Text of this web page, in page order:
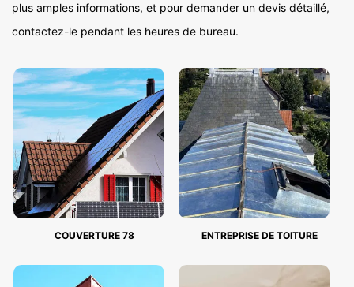
plus amples informations, et pour demander un devis détaillé,
contactez-le pendant les heures de bureau.
COUVERTURE 78 ENTREPRISE DE TOITURE